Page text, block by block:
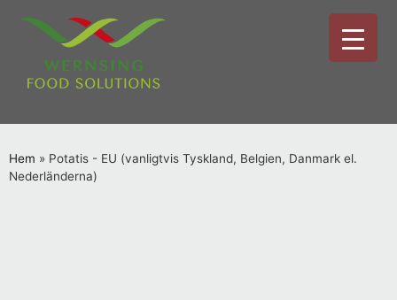
Hem » Potatis - EU (vanligtvis Tyskland, Belgien, Danmark el.
Nederländerna)